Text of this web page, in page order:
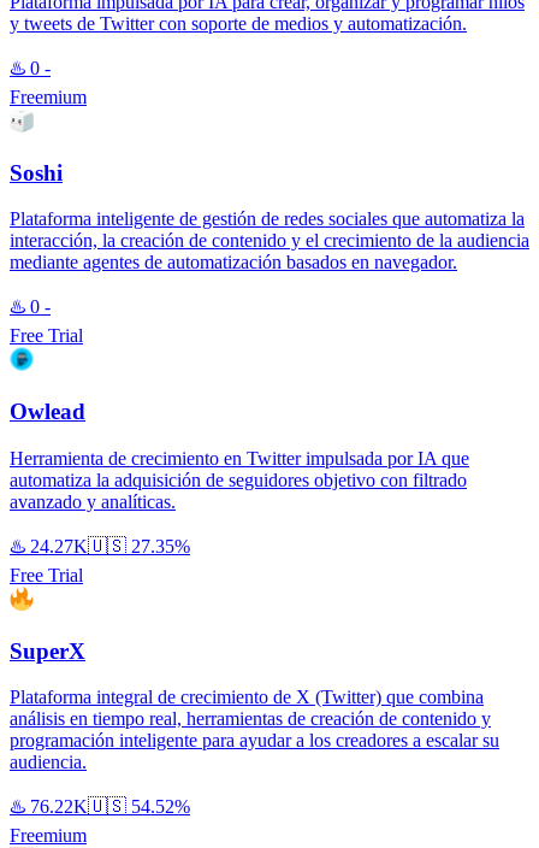
y tweets de Twitter con soporte de medios y automatización.
♨️ 0 -
Freemium
Soshi
Plataforma inteligente de gestión de redes sociales que automatiza la
interacción, la creación de contenido y el crecimiento de la audiencia
mediante agentes de automatización basados en navegador.
♨️ 0 -
Free Trial
Owlead
Herramienta de crecimiento en Twitter impulsada por IA que
automatiza la adquisición de seguidores objetivo con filtrado
avanzado y analíticas.
♨️ 24.27K🇺🇸 27.35%
Free Trial
SuperX
Plataforma integral de crecimiento de X (Twitter) que combina
análisis en tiempo real, herramientas de creación de contenido y
programación inteligente para ayudar a los creadores a escalar su
audiencia.
♨️ 76.22K🇺🇸 54.52%
Freemium